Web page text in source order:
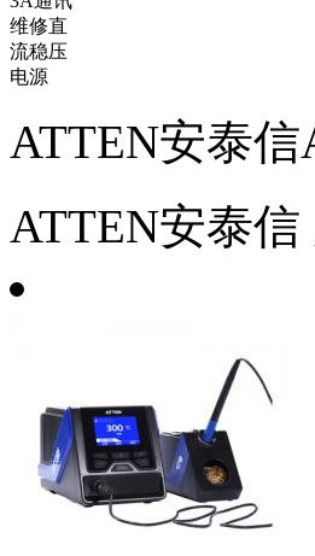
ATTEN安泰
ATTEN安泰信